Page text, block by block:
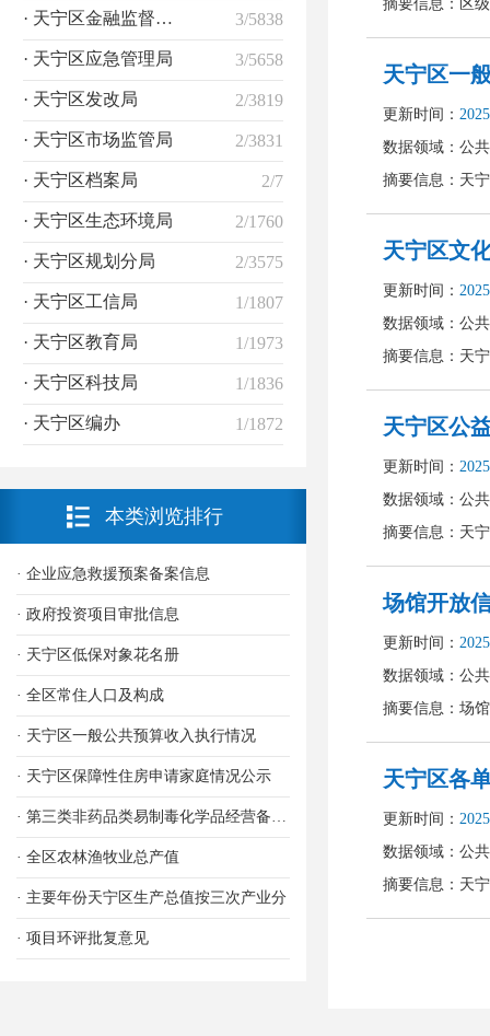
· 天宁区金融监督管理局 3/5838
· 天宁区应急管理局 3/5658
· 天宁区发改局 2/3819
· 天宁区市场监管局 2/3831
· 天宁区档案局 2/7
· 天宁区生态环境局 2/1760
· 天宁区规划分局 2/3575
· 天宁区工信局 1/1807
· 天宁区教育局 1/1973
· 天宁区科技局 1/1836
· 天宁区编办 1/1872
本类浏览排行
· 企业应急救援预案备案信息
· 政府投资项目审批信息
· 天宁区低保对象花名册
· 全区常住人口及构成
· 天宁区一般公共预算收入执行情况
· 天宁区保障性住房申请家庭情况公示
· 第三类非药品类易制毒化学品经营备案信息
· 全区农林渔牧业总产值
· 主要年份天宁区生产总值按三次产业分
· 项目环评批复意见